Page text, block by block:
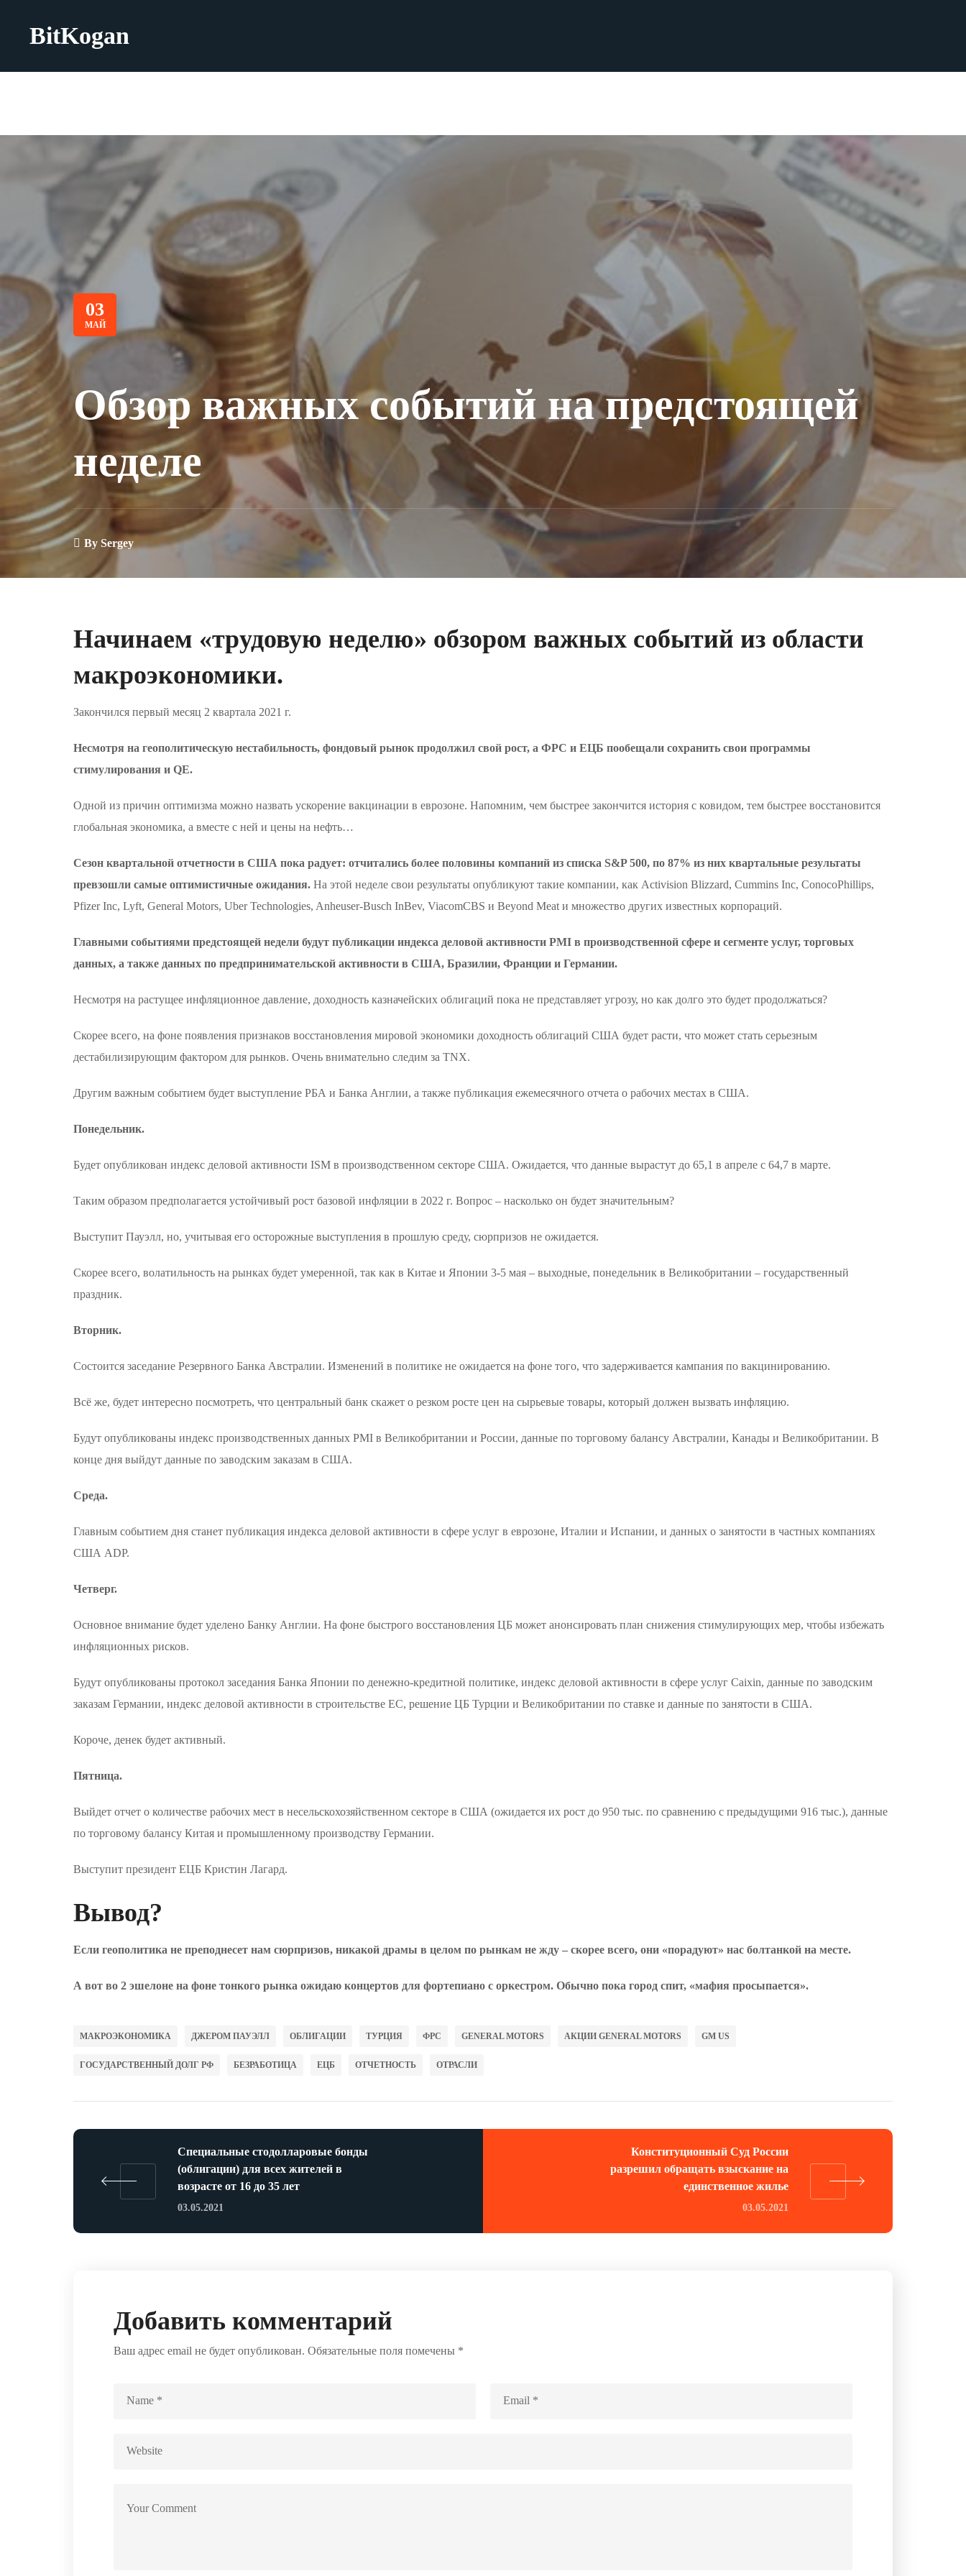
BitKogan
03
МАЙ
Обзор важных событий на предстоящей
неделе
By Sergey
Начинаем «трудовую неделю» обзором важных событий из области
макроэкономики.
Закончился первый месяц 2 квартала 2021 г.
Несмотря на геополитическую нестабильность, фондовый рынок продолжил свой рост, а ФРС и ЕЦБ пообещали сохранить свои программы
стимулирования и QE.
Одной из причин оптимизма можно назвать ускорение вакцинации в еврозоне. Напомним, чем быстрее закончится история с ковидом, тем быстрее восстановится
глобальная экономика, а вместе с ней и цены на нефть…
Сезон квартальной отчетности в США пока радует: отчитались более половины компаний из списка S&P 500, по 87% из них квартальные результаты
превзошли самые оптимистичные ожидания. На этой неделе свои результаты опубликуют такие компании, как Activision Blizzard, Cummins Inc, ConocoPhillips,
Pfizer Inc, Lyft, General Motors, Uber Technologies, Anheuser-Busch InBev, ViacomCBS и Beyond Meat и множество других известных корпораций.
Главными событиями предстоящей недели будут публикации индекса деловой активности PMI в производственной сфере и сегменте услуг, торговых
данных, а также данных по предпринимательской активности в США, Бразилии, Франции и Германии.
Несмотря на растущее инфляционное давление, доходность казначейских облигаций пока не представляет угрозу, но как долго это будет продолжаться?
Скорее всего, на фоне появления признаков восстановления мировой экономики доходность облигаций США будет расти, что может стать серьезным
дестабилизирующим фактором для рынков. Очень внимательно следим за TNX.
Другим важным событием будет выступление РБА и Банка Англии, а также публикация ежемесячного отчета о рабочих местах в США.
Понедельник.
Будет опубликован индекс деловой активности ISM в производственном секторе США. Ожидается, что данные вырастут до 65,1 в апреле с 64,7 в марте.
Таким образом предполагается устойчивый рост базовой инфляции в 2022 г. Вопрос – насколько он будет значительным?
Выступит Пауэлл, но, учитывая его осторожные выступления в прошлую среду, сюрпризов не ожидается.
Скорее всего, волатильность на рынках будет умеренной, так как в Китае и Японии 3-5 мая – выходные, понедельник в Великобритании – государственный
праздник.
Вторник.
Состоится заседание Резервного Банка Австралии. Изменений в политике не ожидается на фоне того, что задерживается кампания по вакцинированию.
Всё же, будет интересно посмотреть, что центральный банк скажет о резком росте цен на сырьевые товары, который должен вызвать инфляцию.
Будут опубликованы индекс производственных данных PMI в Великобритании и России, данные по торговому балансу Австралии, Канады и Великобритании. В
конце дня выйдут данные по заводским заказам в США.
Среда.
Главным событием дня станет публикация индекса деловой активности в сфере услуг в еврозоне, Италии и Испании, и данных о занятости в частных компаниях
США ADP.
Четверг.
Основное внимание будет уделено Банку Англии. На фоне быстрого восстановления ЦБ может анонсировать план снижения стимулирующих мер, чтобы избежать
инфляционных рисков.
Будут опубликованы протокол заседания Банка Японии по денежно-кредитной политике, индекс деловой активности в сфере услуг Caixin, данные по заводским
заказам Германии, индекс деловой активности в строительстве ЕС, решение ЦБ Турции и Великобритании по ставке и данные по занятости в США.
Короче, денек будет активный.
Пятница.
Выйдет отчет о количестве рабочих мест в несельскохозяйственном секторе в США (ожидается их рост до 950 тыс. по сравнению с предыдущими 916 тыс.), данные
по торговому балансу Китая и промышленному производству Германии.
Выступит президент ЕЦБ Кристин Лагард.
Вывод?
Если геополитика не преподнесет нам сюрпризов, никакой драмы в целом по рынкам не жду – скорее всего, они «порадуют» нас болтанкой на месте.
А вот во 2 эшелоне на фоне тонкого рынка ожидаю концертов для фортепиано с оркестром. Обычно пока город спит, «мафия просыпается».
МАКРОЭКОНОМИКА ДЖЕРОМ ПАУЭЛЛ ОБЛИГАЦИИ ТУРЦИЯ ФРС GENERAL MOTORS АКЦИИ GENERAL MOTORS GM US
ГОСУДАРСТВЕННЫЙ ДОЛГ РФ БЕЗРАБОТИЦА ЕЦБ ОТЧЕТНОСТЬ ОТРАСЛИ
Специальные стодолларовые бонды
(облигации) для всех жителей в
возрасте от 16 до 35 лет
03.05.2021
Конституционный Суд России
разрешил обращать взыскание на
единственное жилье
03.05.2021
Добавить комментарий
Ваш адрес email не будет опубликован. Обязательные поля помечены *